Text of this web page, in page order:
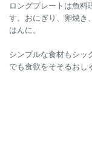
ロングプレートは魚料
す。おにぎり、卵焼き
はんに。
シンプルな食材もシッ
でも食欲をそそるおし